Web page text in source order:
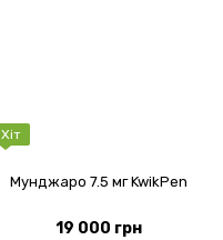
Хіт
Мунджаро 7.5 мг KwikPen
19 000 грн